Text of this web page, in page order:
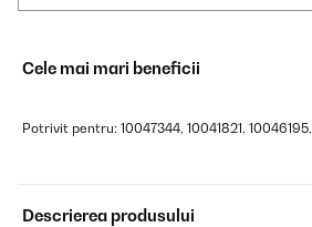
Cele mai mari beneficii
Potrivit pentru: 10047344, 10041821, 10046195.
Descrierea produsului